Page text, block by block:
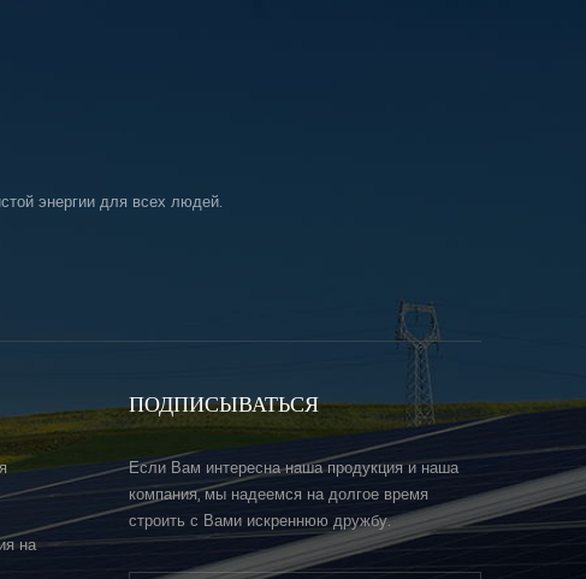
энергии для всех людей.
на
ПОДПИСЫВАТЬСЯ
Если Вам интересна наша продукция и наша
компания, мы надеемся на долгое время
строить с Вами искреннюю дружбу.